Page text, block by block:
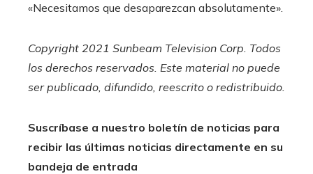
«Necesitamos que desaparezcan absolutamente».
Copyright 2021 Sunbeam Television Corp. Todos
los derechos reservados. Este material no puede
ser publicado, difundido, reescrito o redistribuido.
Suscríbase a nuestro boletín de noticias para
recibir las últimas noticias directamente en su
bandeja de entrada